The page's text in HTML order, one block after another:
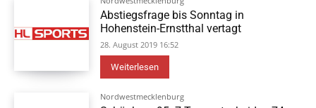
Abstiegsfrage bis Sonntag in
Hohenstein-Ernstthal vertagt
28. August 2019 16:52
Weiterlesen
Nordwestmecklenburg